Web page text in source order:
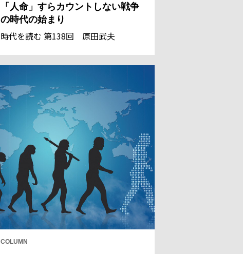
「人命」すらカウントしない戦争
の時代の始まり
時代を読む 第138回 原田武夫
COLUMN